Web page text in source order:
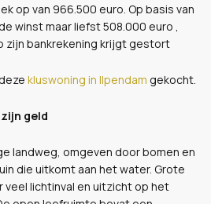
op van 966.500 euro. Op basis van
winst maar liefst 508.000 euro ,
zijn bankrekening krijgt gestort
kluswoning in Ilpendam gekocht.
geld
landweg, omgeven door bomen en
die uitkomt aan het water. Grote
veel lichtinval en uitzicht op het